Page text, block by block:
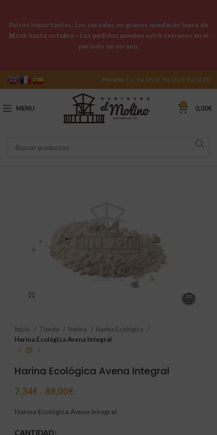
Horario: L-J: 9 a 19 | V: 9 a 18 | S: 9 a 13:30
MENU 0 0,00€
Inicio Tienda Harina
Harina Ecológica
Harina Ecológica Avena Integral
Harina Ecológica Avena Integral
7,34€ - 88,00€
Harina Ecológica Avena Integral
CANTIDAD
Avisos importantes: Los cereales en granos quedarán fuera de
stock hasta octubre - Los pedidos pueden sufrir retrasos en el
período de verano.